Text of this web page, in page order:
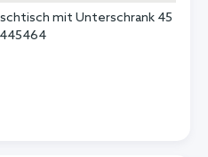
mit Unterschrank 45